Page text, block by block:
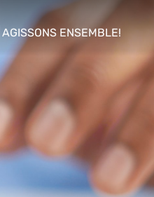
menu
AGISSONS ENSEMBLE!
show/hide sub menu